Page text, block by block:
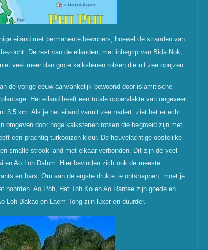
eiland met permanente bewoners, hoewel de stranden van
De rest van de eilanden, met inbegrip van Bida Nok,
veel meer dan grote kalkstenen rotsen die uit zee oprijzen.
de vorige eeuw aanvankelijk bewoond door islamitische
Het eiland heeft een totale oppervlakte van ongeveer
3,5 km. Als je het eiland vanuit zee nadert, ziet het er echt
omgeven door hoge kalkstenen rotsen die begroeid zijn met
een prachtig turkooizen kleur. De heuvelachtige oostelijke
smalle strook land met elkaar verbonden. Dit zijn de veel
en Ao Loh Dalum. Hier bevinden zich ook de meeste
en bars. Om aan de ergste drukte te ontsnappen, moet je
noorden. Ao Poh, Hat Toh Ko en Ao Rantee zijn goede en
Loh Bakao en Laem Tong zijn luxer en duurder.